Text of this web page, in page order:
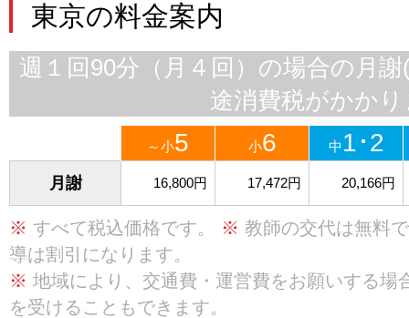
東京の料金案内
週１回90分（月４回）の場合の月
途消費税がかか
～小5 小6 中 1･2
月謝 16,800円 17,472円 20,166円
※ すべて税込価格です。 ※ 教師の交代は無料
導は割引になります。
※ 地域により、交通費・運営費をお願いする場
を受けることもできます。